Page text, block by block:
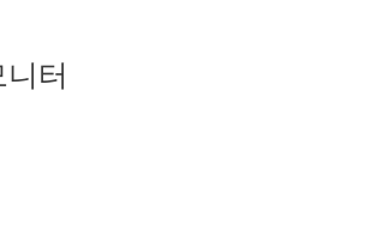
터